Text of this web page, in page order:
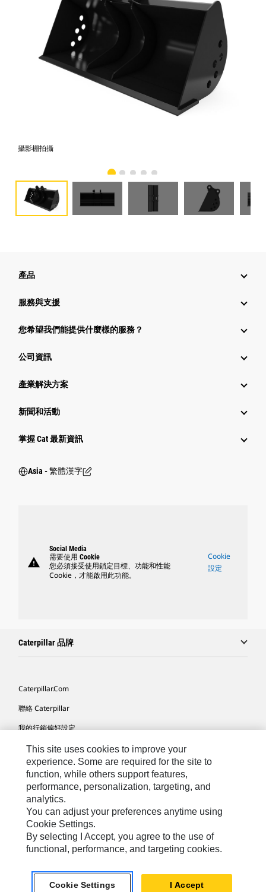
攝影棚拍攝
產品
服務與支援
您希望我們能提供什麼樣的服務？
公司資訊
產業解決方案
新聞和活動
掌握 Cat 最新資訊
Asia - 繁體漢字
warning
Social Media
需要使用 Cookie
您必須接受使用鎖定目標、功能和性能
Cookie，才能啟用此功能。
Cookie
設定
Caterpillar 品牌
Caterpillar.com
聯絡 Caterpillar
我的行銷偏好設定
網站地圖
Cookie Settings
法律
隱私權
關於 Cat
TW - Chinese© 2026 Caterpillar. All Rights Reserved.
This site uses cookies to improve your
experience. Some are required for the site to
function, while others support features,
performance, personalization, targeting, and
analytics.
You can adjust your preferences anytime using
Cookie Settings.
By selecting I Accept, you agree to the use of
functional, performance, and targeting cookies.
Cookie Settings I Accept